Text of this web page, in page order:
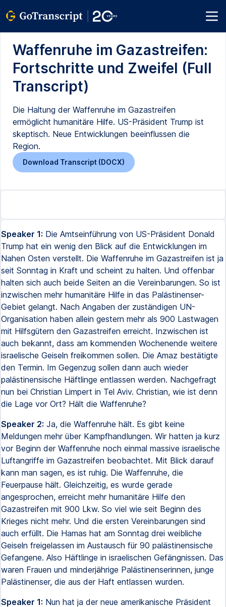
Waffenruhe im Gazastreifen:
Fortschritte und Zweifel (Full
Transcript)
Die Haltung der Waffenruhe im Gazastreifen
ermöglicht humanitäre Hilfe. US-Präsident Trump ist
skeptisch. Neue Entwicklungen beeinflussen die
Region.
Download Transcript (DOCX)
Speaker 1: Die Amtseinführung von US-Präsident Donald
Trump hat ein wenig den Blick auf die Entwicklungen im
Nahen Osten verstellt. Die Waffenruhe im Gazastreifen ist ja
seit Sonntag in Kraft und scheint zu halten. Und offenbar
halten sich auch beide Seiten an die Vereinbarungen. So ist
inzwischen mehr humanitäre Hilfe in das Palästinenser-
Gebiet gelangt. Nach Angaben der zuständigen UN-
Organisation haben allein gestern mehr als 900 Lastwagen
mit Hilfsgütern den Gazastreifen erreicht. Inzwischen ist
auch bekannt, dass am kommenden Wochenende weitere
israelische Geiseln freikommen sollen. Die Amaz bestätigte
den Termin. Im Gegenzug sollen dann auch wieder
palästinensische Häftlinge entlassen werden. Nachgefragt
nun bei Christian Limpert in Tel Aviv. Christian, wie ist denn
die Lage vor Ort? Hält die Waffenruhe?
Speaker 2: Ja, die Waffenruhe hält. Es gibt keine
Meldungen mehr über Kampfhandlungen. Wir hatten ja kurz
vor Beginn der Waffenruhe noch einmal massive israelische
Luftangriffe im Gazastreifen beobachtet. Mit Blick darauf
kann man sagen, es ist ruhig. Die Waffenruhe, die
Feuerpause hält. Gleichzeitig, es wurde gerade
angesprochen, erreicht mehr humanitäre Hilfe den
Gazastreifen mit 900 Lkw. So viel wie seit Beginn des
Krieges nicht mehr. Und die ersten Vereinbarungen sind
auch erfüllt. Die Hamas hat am Sonntag drei weibliche
Geiseln freigelassen im Austausch für 90 palästinensische
Gefangene. Also Häftlinge in israelischen Gefängnissen. Das
waren Frauen und minderjährige Palästinenserinnen, junge
Palästinenser, die aus der Haft entlassen wurden.
Speaker 1: Nun hat ja der neue amerikanische Präsident